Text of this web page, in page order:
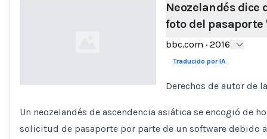
Loading...
Neozelandés dice
foto del
bbc.com · 2016
Traducido por IA
Derechos de autor de
Un neozelandés de ascendencia asiática se encogió de
solicitud de pasaporte por parte de un software debido